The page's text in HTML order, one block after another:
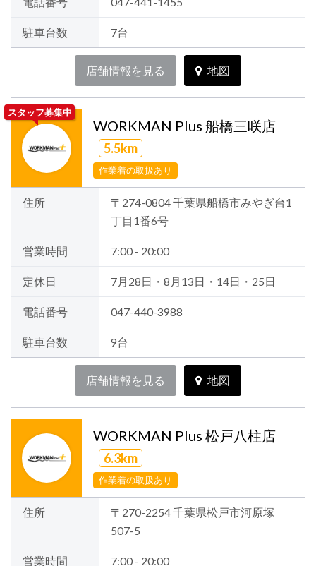
駐車台数 7台
店舗情報を見る 地図
スタッフ募集中
WORKMAN Plus 船橋三咲店
5.5km
作業着の取扱あり
住所
〒274-0804 千葉県船橋市みやぎ台1
丁目1番6号
営業時間 7:00 - 20:00
定休日 7月28日・8月13日・14日・25日
電話番号 047-440-3988
駐車台数 9台
店舗情報を見る 地図
WORKMAN Plus 松戸八柱店
6.3km
作業着の取扱あり
住所
〒270-2254 千葉県松戸市河原塚
507-5
営業時間 7:00 - 20:00